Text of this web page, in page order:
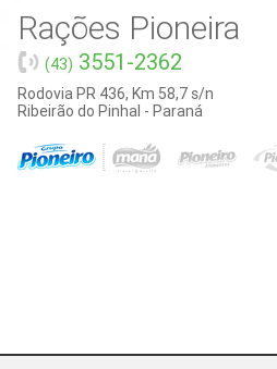
Rações Pioneira
(43) 3551-2362
Rodovia PR 436, Km 58,7 s/n
Ribeirão do Pinhal - Paraná